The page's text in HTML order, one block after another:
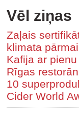
Vēl ziņas
Zaļais
klimata
Kafija ar
Rīgas
10
Cider World